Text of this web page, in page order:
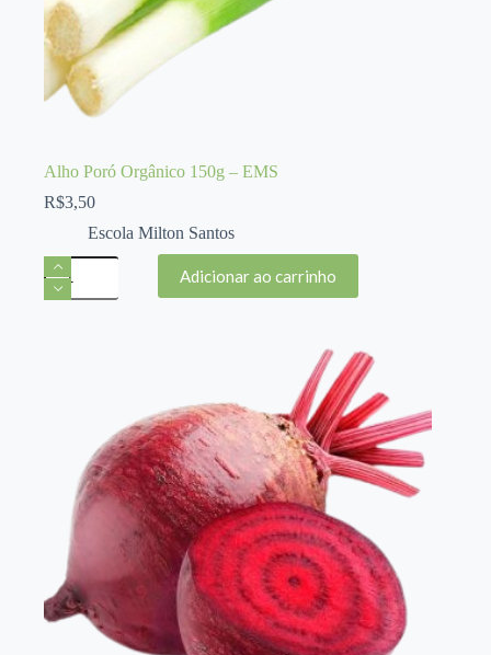
Alho Poró Orgânico 150g – EMS
R$3,50
Escola Milton Santos
Alho
Poró
Orgânico
Adicionar ao carrinho